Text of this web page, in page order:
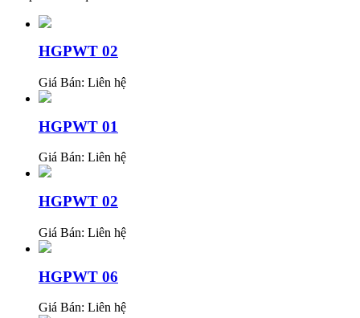
HGPWT 02
Giá Bán: Liên hệ
HGPWT 01
Giá Bán: Liên hệ
HGPWT 02
Giá Bán: Liên hệ
HGPWT 06
Giá Bán: Liên hệ